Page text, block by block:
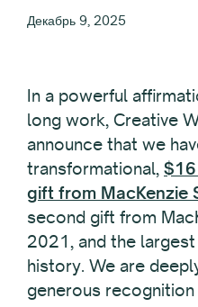
Декабрь 9, 2025
In a powerful
long work, Creative
announce that we
transformational,
gift from MacKenzie
second gift from
2021, and the largest
history. We are
generous